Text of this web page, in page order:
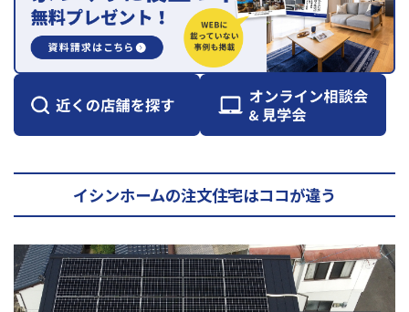
イシンホームの注文住宅はココが違う